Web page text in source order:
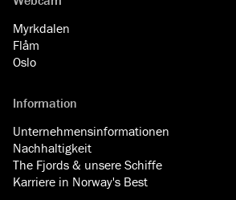
Myrkdalen
Flåm
Oslo
Information
Unternehmensinformationen
Nachhaltigkeit
The Fjords & unsere Schiffe
Karriere in Norway's Best